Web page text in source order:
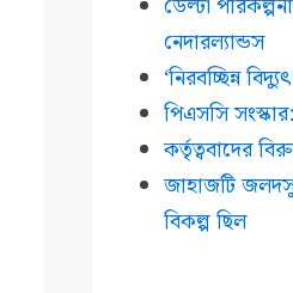
ডেল্টা
নেদারল্যান্ডস
‘নিরবচ্ছিন্ন
পিএসসি
কর্তৃত্ববাদের
জাহাজটি
বিকল্প ছিল